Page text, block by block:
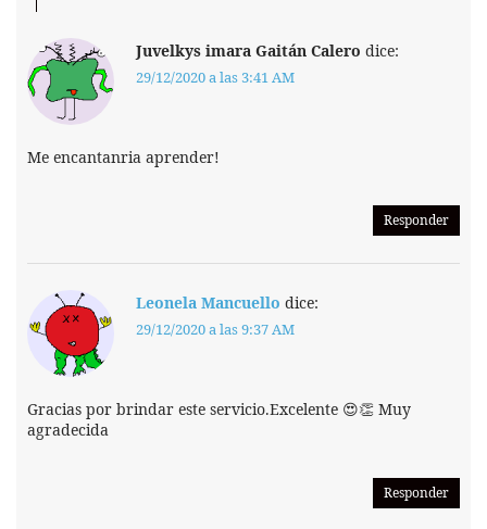
Juvelkys imara Gaitán Calero dice:
29/12/2020 a las 3:41 AM
Me encantanria aprender!
Responder
Leonela Mancuello dice:
29/12/2020 a las 9:37 AM
Gracias por brindar este servicio.Excelente 😍👏 Muy
agradecida
Responder